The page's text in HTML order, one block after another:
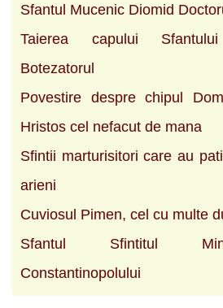
Sfantul Mucenic Diomid
Taierea capului
Botezatorul
Povestire despre chipul
Hristos cel nefacut de mana
Sfintii marturisitori care au
arieni
Cuviosul Pimen, cel cu multe
Sfantul Sfintitul
Constantinopolului